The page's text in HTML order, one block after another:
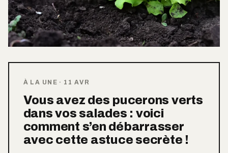
À LA UNE · 11 AVR
Vous avez des pucerons verts
dans vos salades : voici
comment s’en débarrasser
avec cette astuce secrète !